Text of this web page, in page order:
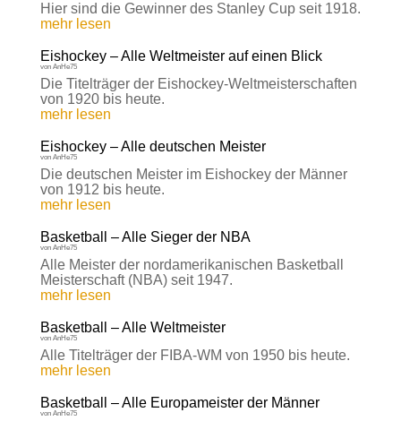
Hier sind die Gewinner des Stanley Cup seit 1918.
mehr lesen
Eishockey – Alle Weltmeister auf einen Blick
von AnHe75
Die Titelträger der Eishockey-Weltmeisterschaften
von 1920 bis heute.
mehr lesen
Eishockey – Alle deutschen Meister
von AnHe75
Die deutschen Meister im Eishockey der Männer
von 1912 bis heute.
mehr lesen
Basketball – Alle Sieger der NBA
von AnHe75
Alle Meister der nordamerikanischen Basketball
Meisterschaft (NBA) seit 1947.
mehr lesen
Basketball – Alle Weltmeister
von AnHe75
Alle Titelträger der FIBA-WM von 1950 bis heute.
mehr lesen
Basketball – Alle Europameister der Männer
von AnHe75